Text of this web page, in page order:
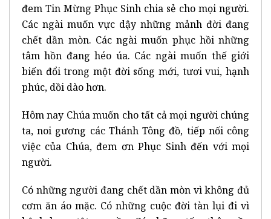
đem Tin Mừng Phục Sinh chia sẻ cho mọi người.
Các ngài muốn vực dậy những mảnh đời đang
chết dần mòn. Các ngài muốn phục hồi những
tâm hồn đang héo úa. Các ngài muốn thế giới
biến đổi trong một đời sống mới, tươi vui, hạnh
phúc, dồi dào hơn.
Hôm nay Chúa muốn cho tất cả mọi người chúng
ta, noi gương các Thánh Tông đồ, tiếp nối công
việc của Chúa, đem ơn Phục Sinh đến với mọi
người.
Có những người đang chết dần mòn vì không đủ
cơm ăn áo mặc. Có những cuộc đời tàn lụi đi vì